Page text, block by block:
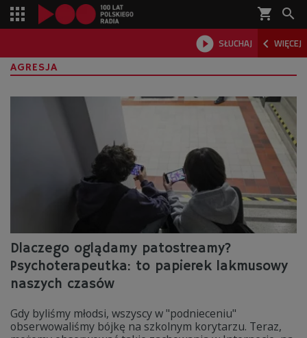
shopping_cart 
 SŁUCHAJ  WIĘCEJ

AGRESJA
Dlaczego oglądamy patostreamy?
Psychoterapeutka: to papierek lakmusowy
naszych czasów
Gdy byliśmy młodsi, wszyscy w "podnieceniu"
obserwowaliśmy bójkę na szkolnym korytarzu. Teraz,